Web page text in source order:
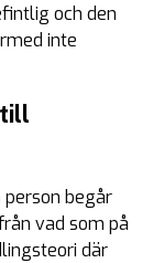
och den
inte
begår
vad som på
där